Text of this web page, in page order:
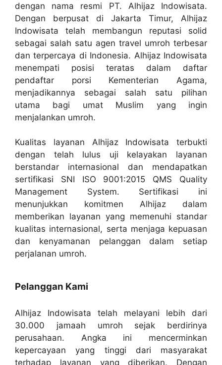
dengan nama resmi PT. Alhijaz Indowisata.
Dengan berpusat di Jakarta Timur, Alhijaz
Indowisata telah membangun reputasi solid
sebagai salah satu agen travel umroh terbesar
dan terpercaya di Indonesia. Alhijaz Indowisata
menempati posisi teratas dalam daftar
pendaftar porsi Kementerian Agama,
menjadikannya sebagai salah satu pilihan
utama bagi umat Muslim yang ingin
menjalankan umroh.
Kualitas layanan Alhijaz Indowisata terbukti
dengan telah lulus uji kelayakan layanan
berstandar internasional dan mendapatkan
sertifikasi SNI ISO 9001:2015 QMS Quality
Management System. Sertifikasi ini
menunjukkan komitmen Alhijaz dalam
memberikan layanan yang memenuhi standar
kualitas internasional, serta menjaga kepuasan
dan kenyamanan pelanggan dalam setiap
perjalanan umroh.
Pelanggan Kami
Alhijaz Indowisata telah melayani lebih dari
30.000 jamaah umroh sejak berdirinya
perusahaan. Angka ini mencerminkan
kepercayaan yang tinggi dari masyarakat
terhadap layanan yang diberikan. Dengan